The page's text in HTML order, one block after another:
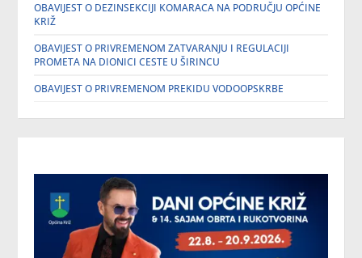
OBAVIJEST O DEZINSEKCIJI KOMARACA NA PODRUČJU OPĆINE
KRIŽ
OBAVIJEST O PRIVREMENOM ZATVARANJU I REGULACIJI
PROMETA NA DIONICI CESTE U ŠIRINCU
OBAVIJEST O PRIVREMENOM PREKIDU VODOOPSKRBE